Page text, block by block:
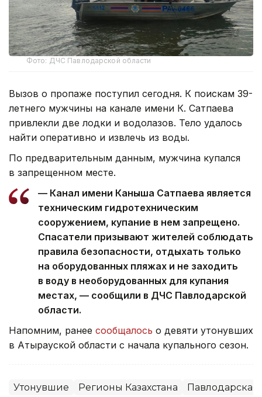
Фото: ДЧС Павлодарской области
Вызов о пропаже поступил сегодня. К поискам 39-
летнего мужчины на канале имени К. Сатпаева
привлекли две лодки и водолазов. Тело удалось
найти оперативно и извлечь из воды.
По предварительным данным, мужчина купался
в запрещенном месте.
— Канал имени Каныша Сатпаева является
техническим гидротехническим
сооружением, купание в нем запрещено.
Спасатели призывают жителей соблюдать
правила безопасности, отдыхать только
на оборудованных пляжах и не заходить
в воду в необорудованных для купания
местах, — сообщили в ДЧС Павлодарской
области.
Напомним, ранее сообщалось о девяти утонувших
в Атырауской области с начала купального сезон.
Утонувшие Регионы Казахстана Павлодарская